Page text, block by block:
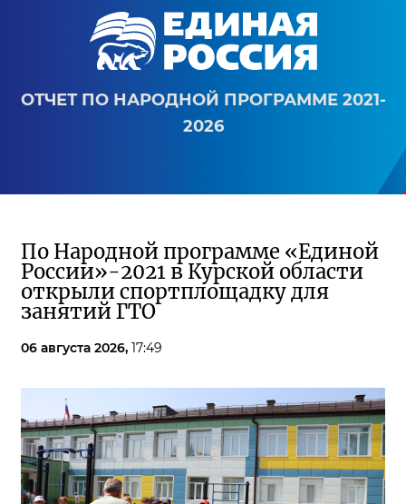
ОТЧЕТ ПО НАРОДНОЙ ПРОГРАММЕ 2021-
2026
По Народной программе «Единой
России»-2021 в Курской области
открыли спортплощадку для
занятий ГТО
06 августа 2026, 17:49